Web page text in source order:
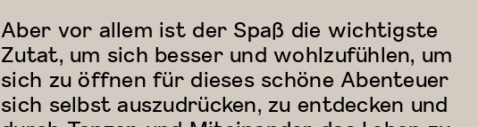
Aber vor allem ist der Spaß die wichtigste
Zutat, um sich besser und wohlzufühlen, um
sich zu öffnen für dieses schöne Abenteuer
sich selbst auszudrücken, zu entdecken und